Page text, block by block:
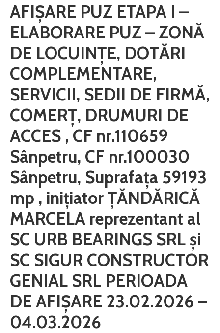
AFIȘARE PUZ ETAPA I –
ELABORARE PUZ – ZONĂ
DE LOCUINȚE, DOTĂRI
COMPLEMENTARE,
SERVICII, SEDII DE FIRMĂ,
COMERȚ, DRUMURI DE
ACCES , CF nr.110659
Sânpetru, CF nr.100030
Sânpetru, Suprafața 59193
mp , inițiator ȚĂNDĂRICĂ
MARCELA reprezentant al
SC URB BEARINGS SRL și
SC SIGUR CONSTRUCTOR
GENIAL SRL PERIOADA
DE AFIȘARE 23.02.2026 –
04.03.2026